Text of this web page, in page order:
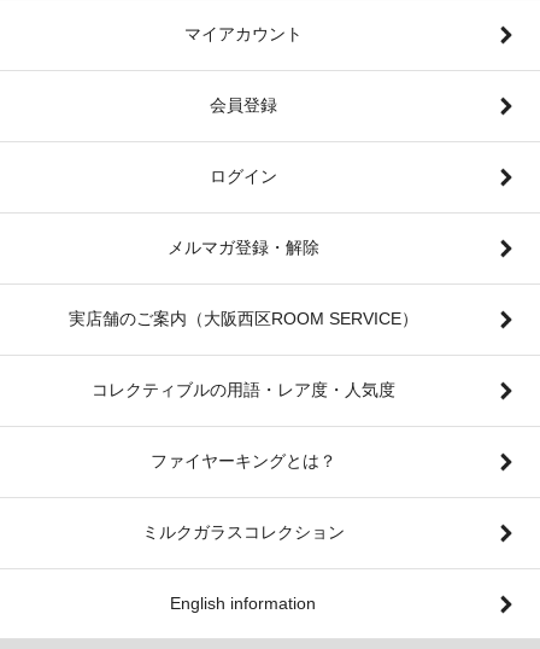
マイアカウント
会員登録
ログイン
メルマガ登録・解除
実店舗のご案内（大阪西区ROOM SERVICE）
コレクティブルの用語・レア度・人気度
ファイヤーキングとは？
ミルクガラスコレクション
English information